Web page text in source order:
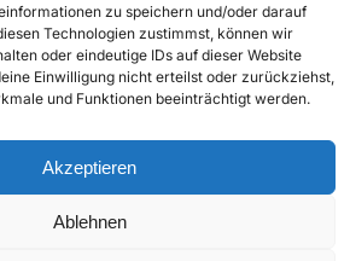
zu speichern und/oder darauf
Technologien zustimmst, können wir
oder eindeutige IDs auf dieser Website
Einwilligung nicht erteilst oder zurückziehst,
und Funktionen beeinträchtigt werden.
Akzeptieren
Ablehnen
essen – gesund leben.
Kontakt